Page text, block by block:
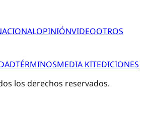
OPINIÓNVIDEOOTROS
TÉRMINOSMEDIA KITEDICIONES
los derechos reservados.